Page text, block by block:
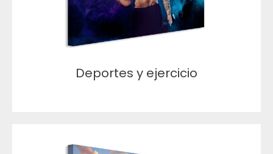
Deportes y ejercicio